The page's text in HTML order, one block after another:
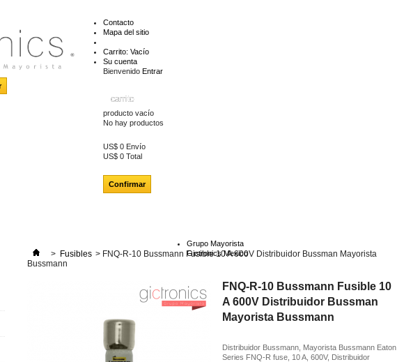
Contacto
Mapa del sitio
Carrito: Vacío
Su cuenta
Bienvenido Entrar
carrito
producto vacío
No hay productos
US$ 0 Envío
US$ 0 Total
Confirmar
Grupo Mayorista
Gictronics Mexico
> Fusibles > FNQ-R-10 Bussmann Fusible 10 A 600V Distribuidor Bussman Mayorista
Bussmann
FNQ-R-10 Bussmann Fusible 10
A 600V Distribuidor Bussman
Mayorista Bussmann
Distribuidor Bussmann, Mayorista Bussmann Eaton
Series FNQ-R fuse, 10 A, 600V, Distribuidor